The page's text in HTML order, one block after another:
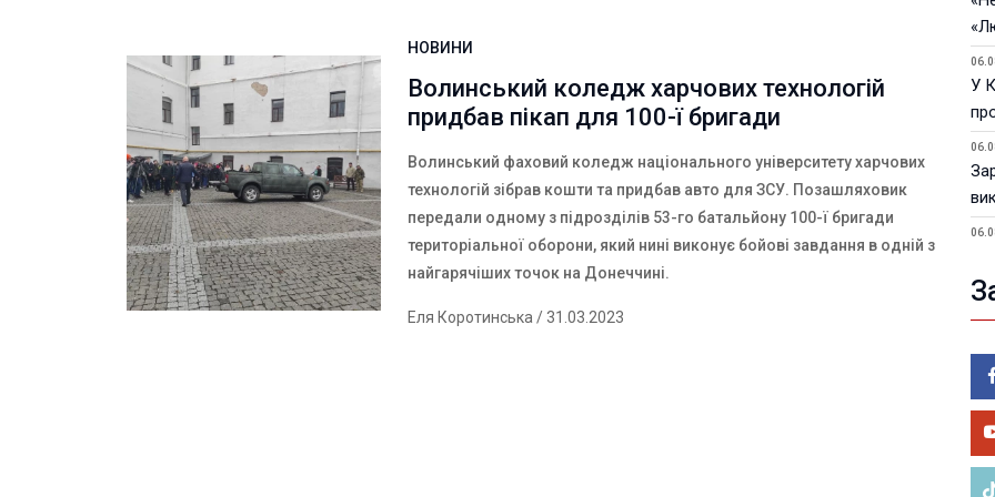
НОВИНИ
Волинський коледж харчових технологій
придбав пікап для 100-ї бригади
Волинський фаховий коледж національного університету харчових
технологій зібрав кошти та придбав авто для ЗСУ. Позашляховик
передали одному з підрозділів 53-го батальйону 100-ї бригади
територіальної оборони, який нині виконує бойові завдання в одній з
найгарячіших точок на Донеччині.
Еля Коротинська / 31.03.2023
У
У